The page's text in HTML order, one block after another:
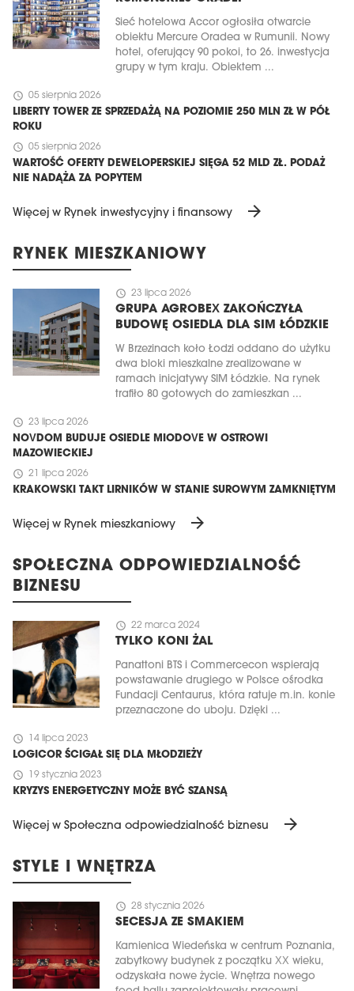
Sieć hotelowa Accor ogłosiła otwarcie
obiektu Mercure Oradea w Rumunii. Nowy
hotel, oferujący 90 pokoi, to 26. inwestycja
grupy w tym kraju. Obiektem ...
schedule 05 sierpnia 2026
LIBERTY TOWER ZE SPRZEDAŻĄ NA POZIOMIE 250 MLN ZŁ W PÓŁ
ROKU
schedule 05 sierpnia 2026
WARTOŚĆ OFERTY DEWELOPERSKIEJ SIĘGA 52 MLD ZŁ. PODAŻ
NIE NADĄŻA ZA POPYTEM
Więcej w Rynek inwestycyjny i finansowy arrow_forward
RYNEK MIESZKANIOWY
schedule 23 lipca 2026
GRUPA AGROBEX ZAKOŃCZYŁA
BUDOWĘ OSIEDLA DLA SIM ŁÓDZKIE
W Brzezinach koło Łodzi oddano do użytku
dwa bloki mieszkalne zrealizowane w
ramach inicjatywy SIM Łódzkie. Na rynek
trafiło 80 gotowych do zamieszkan ...
schedule 23 lipca 2026
NOVDOM BUDUJE OSIEDLE MIODOVE W OSTROWI
MAZOWIECKIEJ
schedule 21 lipca 2026
KRAKOWSKI TAKT LIRNIKÓW W STANIE SUROWYM ZAMKNIĘTYM
Więcej w Rynek mieszkaniowy arrow_forward
SPOŁECZNA ODPOWIEDZIALNOŚĆ
BIZNESU
schedule 22 marca 2024
TYLKO KONI ŻAL
Panattoni BTS i Commercecon wspierają
powstawanie drugiego w Polsce ośrodka
Fundacji Centaurus, która ratuje m.in. konie
przeznaczone do uboju. Dzięki ...
schedule 14 lipca 2023
LOGICOR ŚCIGAŁ SIĘ DLA MŁODZIEŻY
schedule 19 stycznia 2023
KRYZYS ENERGETYCZNY MOŻE BYĆ SZANSĄ
Więcej w Społeczna odpowiedzialność biznesu arrow_forward
STYLE I WNĘTRZA
schedule 28 stycznia 2026
SECESJA ZE SMAKIEM
Kamienica Wiedeńska w centrum Poznania,
zabytkowy budynek z początku XX wieku,
odzyskała nowe życie. Wnętrza nowego